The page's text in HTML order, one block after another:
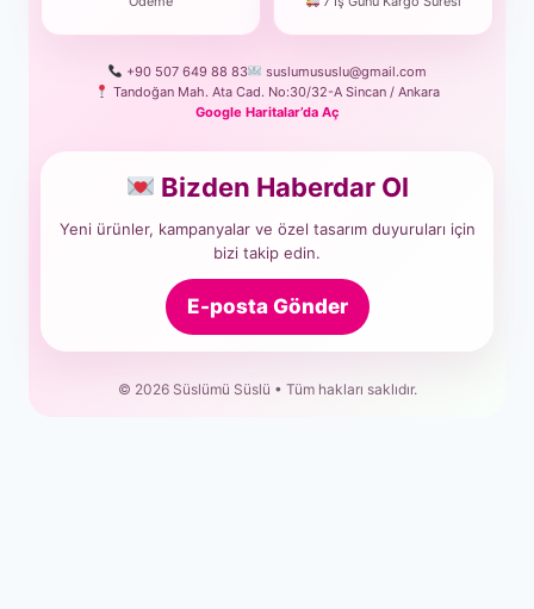
+90 507 649 88 83
suslumususlu@gmail.com
Tandoğan Mah. Ata Cad. No:30/32-A Sincan / Ankara
Google Haritalar’da Aç
Bizden Haberdar Ol
Yeni ürünler, kampanyalar ve özel tasarım duyuruları için
bizi takip edin.
E-posta Gönder
© 2026 Süslümü Süslü • Tüm hakları saklıdır.